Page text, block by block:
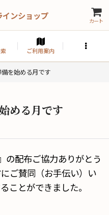
ンショップ カート
ご利用案内
を始める月です
める月です
の配布ご協力ありがとう
ご賛同（お手伝い）い
ことができました。